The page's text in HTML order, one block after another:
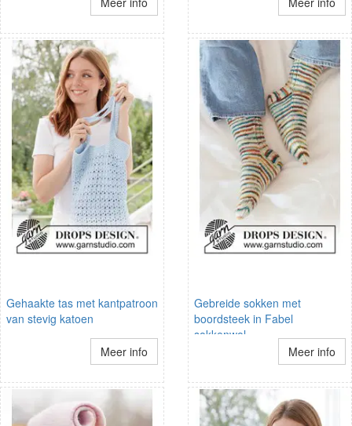
Gehaakte tas met kantpatroon
van stevig katoen
Meer info
Gebreide sokken met
boordsteek in Fabel
sokkenwol
Meer info